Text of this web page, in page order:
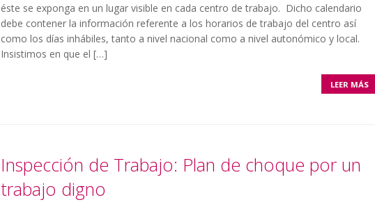
éste se exponga en un lugar visible en cada centro de trabajo. Dicho calendario
debe contener la información referente a los horarios de trabajo del centro así
como los días inhábiles, tanto a nivel nacional como a nivel autonómico y local.
Insistimos en que el […]
LEER MÁS
Inspección de Trabajo: Plan de choque por un
trabajo digno